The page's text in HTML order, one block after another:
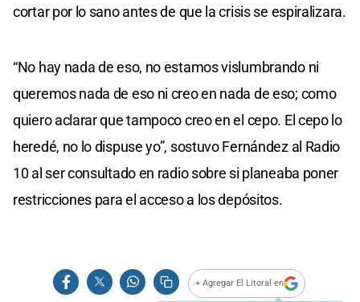
cortar por lo sano antes de que la crisis se espiralizara.
“No hay nada de eso, no estamos vislumbrando ni
queremos nada de eso ni creo en nada de eso; como
quiero aclarar que tampoco creo en el cepo. El cepo lo
heredé, no lo dispuse yo”, sostuvo Fernández al Radio
10 al ser consultado en radio sobre si planeaba poner
restricciones para el acceso a los depósitos.
+ Agregar El Litoral en